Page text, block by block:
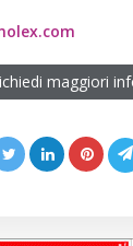
maggiori